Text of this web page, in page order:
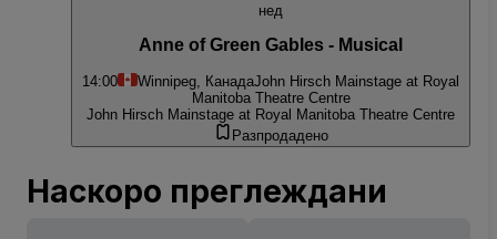
нед
Anne of Green Gables - Musical
14:00 Winnipeg, КанадаJohn Hirsch Mainstage at Royal
Manitoba Theatre Centre
John Hirsch Mainstage at Royal Manitoba Theatre Centre
Разпродадено
Наскоро преглеждани